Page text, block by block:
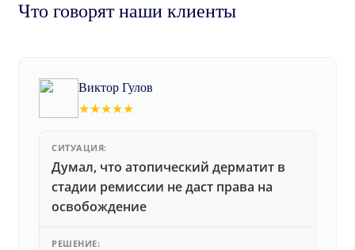
Что говорят наши клиенты
Виктор Гулов
★★★★★
СИТУАЦИЯ:
Думал, что атопический дерматит в
стадии ремиссии не даст права на
освобождение
РЕШЕНИЕ: